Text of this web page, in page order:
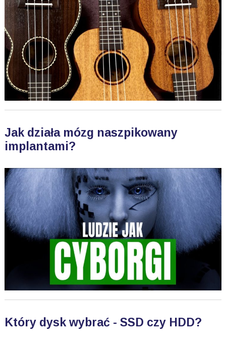
Jak działa mózg naszpikowany
implantami?
Który dysk wybrać - SSD czy HDD?